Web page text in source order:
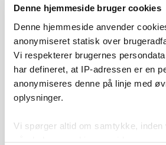
Denne hjemmeside bruger cookies
Denne hjemmeside anvender
anonymiseret statisk over
Vi respekterer brugernes
har defineret, at IP-adressen er en
anonymiseres denne på linje med
oplysninger.
Vi spørger altid om samtykke,
dels grundet det løbende
praktiske og administrative hensyn. Dit
ligeledes kunne blive brugt i forbindelse
NemKonto og til brug ved digital
lejekontrakt. Retsgrundlaget er
2, nr. 2.